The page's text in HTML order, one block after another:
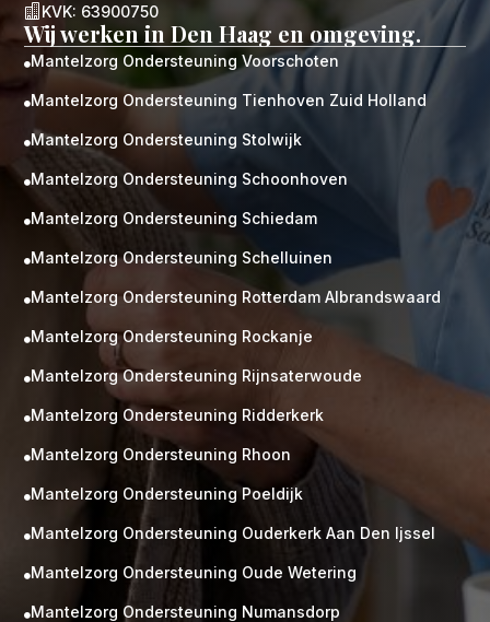
 KVK: 63900750
Wij werken in Den Haag en omgeving.
Mantelzorg Ondersteuning Voorschoten
Mantelzorg Ondersteuning Tienhoven Zuid Holland
Mantelzorg Ondersteuning Stolwijk
Mantelzorg Ondersteuning Schoonhoven
Mantelzorg Ondersteuning Schiedam
Mantelzorg Ondersteuning Schelluinen
Mantelzorg Ondersteuning Rotterdam Albrandswaard
Mantelzorg Ondersteuning Rockanje
Mantelzorg Ondersteuning Rijnsaterwoude
Mantelzorg Ondersteuning Ridderkerk
Mantelzorg Ondersteuning Rhoon
Mantelzorg Ondersteuning Poeldijk
Mantelzorg Ondersteuning Ouderkerk Aan Den Ijssel
Mantelzorg Ondersteuning Oude Wetering
Mantelzorg Ondersteuning Numansdorp